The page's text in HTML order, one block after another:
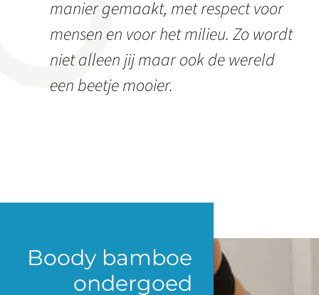
manier gemaakt, met respect voor
mensen en voor het milieu. Zo wordt
niet alleen jij maar ook de wereld
een beetje mooier.
Boody bamboe
ondergoed